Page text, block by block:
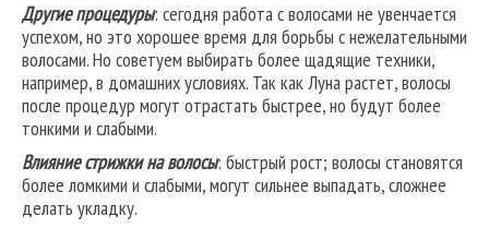
Другие процедуры: сегодня работа с волосами не увенчается
успехом, но это хорошее время для борьбы с нежелательными
волосами. Но советуем выбирать более щадящие техники,
например, в домашних условиях. Так как Луна растет, волосы
после процедур могут отрастать быстрее, но будут более
тонкими и слабыми.
Влияние стрижки на волосы: быстрый рост; волосы становятся
более ломкими и слабыми, могут сильнее выпадать, сложнее
делать укладку.